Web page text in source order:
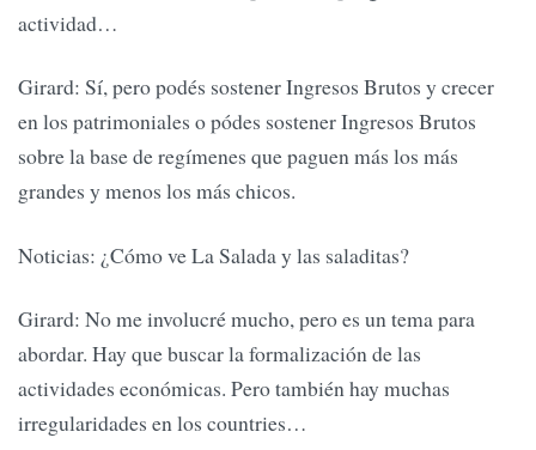
actividad…
Girard: Sí, pero podés sostener Ingresos Brutos y crecer
en los patrimoniales o pódes sostener Ingresos Brutos
sobre la base de regímenes que paguen más los más
grandes y menos los más chicos.
Noticias: ¿Cómo ve La Salada y las saladitas?
Girard: No me involucré mucho, pero es un tema para
abordar. Hay que buscar la formalización de las
actividades económicas. Pero también hay muchas
irregularidades en los countries…